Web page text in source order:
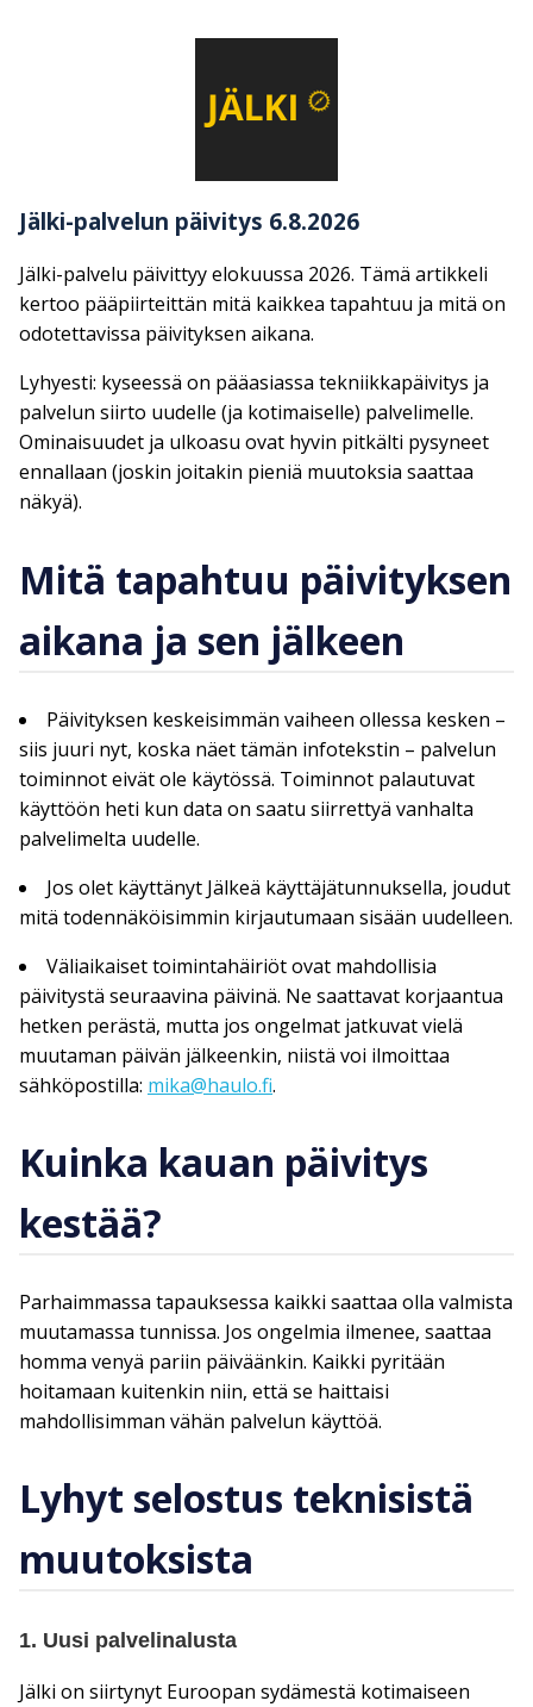
Jälki-palvelun päivitys 6.8.2026
Jälki-palvelu päivittyy elokuussa 2026. Tämä artikkeli
kertoo pääpiirteittän mitä kaikkea tapahtuu ja mitä on
odotettavissa päivityksen aikana.
Lyhyesti: kyseessä on pääasiassa tekniikkapäivitys ja
palvelun siirto uudelle (ja kotimaiselle) palvelimelle.
Ominaisuudet ja ulkoasu ovat hyvin pitkälti pysyneet
ennallaan (joskin joitakin pieniä muutoksia saattaa
näkyä).
Mitä tapahtuu päivityksen
aikana ja sen jälkeen
Päivityksen keskeisimmän vaiheen ollessa kesken –
siis juuri nyt, koska näet tämän infotekstin – palvelun
toiminnot eivät ole käytössä. Toiminnot palautuvat
käyttöön heti kun data on saatu siirrettyä vanhalta
palvelimelta uudelle.
Jos olet käyttänyt Jälkeä käyttäjätunnuksella, joudut
mitä todennäköisimmin kirjautumaan sisään uudelleen.
Väliaikaiset toimintahäiriöt ovat mahdollisia
päivitystä seuraavina päivinä. Ne saattavat korjaantua
hetken perästä, mutta jos ongelmat jatkuvat vielä
muutaman päivän jälkeenkin, niistä voi ilmoittaa
sähköpostilla: mika@haulo.fi.
Kuinka kauan päivitys
kestää?
Parhaimmassa tapauksessa kaikki saattaa olla valmista
muutamassa tunnissa. Jos ongelmia ilmenee, saattaa
homma venyä pariin päiväänkin. Kaikki pyritään
hoitamaan kuitenkin niin, että se haittaisi
mahdollisimman vähän palvelun käyttöä.
Lyhyt selostus teknisistä
muutoksista
1. Uusi palvelinalusta
Jälki on siirtynyt Euroopan sydämestä kotimaiseen